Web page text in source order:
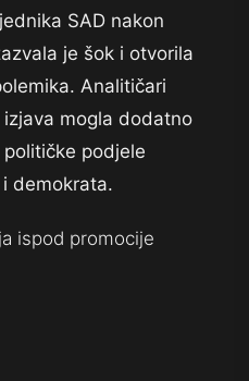
SAD nakon
je šok i otvorila
Analitičari
mogla dodatno
podjele
demokrata.
ispod promocije